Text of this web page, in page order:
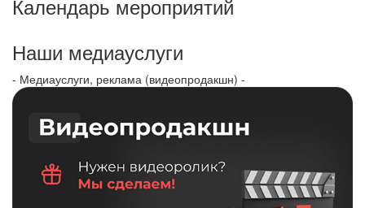
Календарь мероприятий
Наши медиауслуги
- Медиауслуги, реклама (видеопродакшн) -